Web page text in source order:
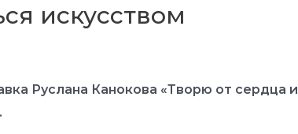
искусством
Руслана Канокова «Творю от сердца и